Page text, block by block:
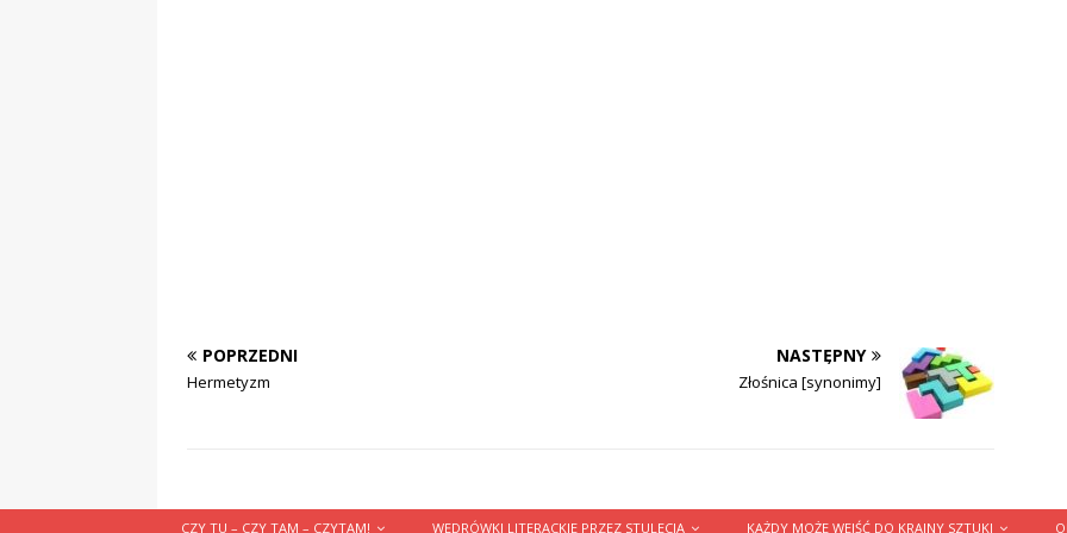
POPRZEDNI
Hermetyzm
NASTĘPNY
Złośnica [synonimy]
CZY TU – CZY TAM – CZYTAM! WĘDRÓWKI LITERACKIE PRZEZ STULECIA KAŻDY MOŻE WEJŚĆ DO KRAINY SZTUKI